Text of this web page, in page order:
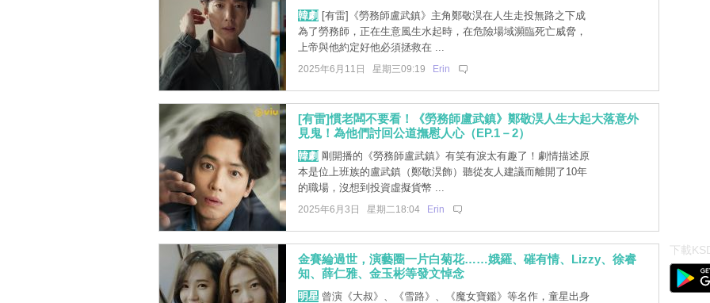
韓劇 [有雷]《勞務師盧武鎮》主角鄭敬淏在人生走投無路之下成
為了勞務師，正在生意風生水起時，在危險場域瀕臨死亡威脅，
上帝與他約定好他必須拯救在 ...
2025年6月11日 星期三09:19 Erin
[有雷]慣老闆不要看！《勞務師盧武鎮》鄭敬淏人生大起大落意外
見鬼！為他們討回公道撫慰人心（EP.1－2）
韓劇 剛開播的《勞務師盧武鎮》有笑有淚太有趣了！劇情描述原
本是位上班族的盧武鎮（鄭敬淏飾）聽從友人建議而離開了10年
的職場，沒想到投資虛擬貨幣 ...
2025年6月3日 星期二18:04 Erin
金賽綸過世，演藝圈一片白菊花……娥羅、磪有情、Lizzy、徐睿
知、薛仁雅、金玉彬等發文悼念
明星曾演《大叔》、《雪路》、《魔女寶鑑》等名作，童星出身
下載